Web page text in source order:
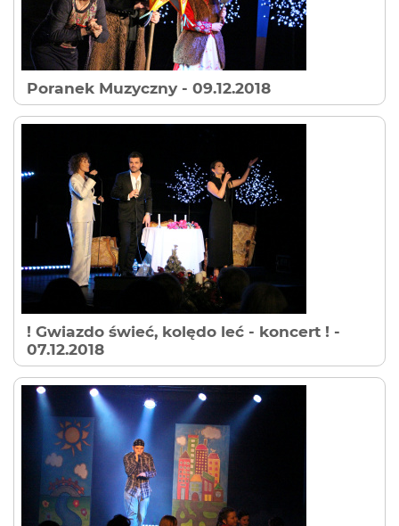
Poranek Muzyczny - 09.12.2018
! Gwiazdo świeć, kolędo leć - koncert ! -
07.12.2018